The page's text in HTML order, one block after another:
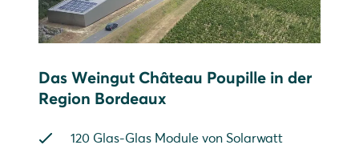
Das Weingut Château Poupille in der
Region Bordeaux
120 Glas-Glas Module von Solarwatt